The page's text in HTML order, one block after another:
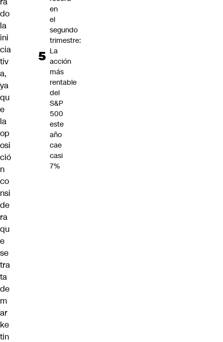
do
la
ini
cia
tiv
a,
ya
qu
e
la
op
osi
ció
n
co
nsi
de
ra
qu
e
se
tra
ta
de
m
ar
ke
tin
en
el
segundo
trimestre:
La
acción
más
rentable
del
S&P
500
este
año
cae
casi
7%